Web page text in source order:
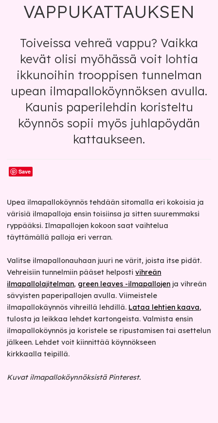
VAPPUKATTAUKSEN
Toiveissa vehreä vappu? Vaikka
kevät olisi myöhässä voit lohtia
ikkunoihin trooppisen tunnelman
upean ilmapalloköynnöksen avulla.
Kaunis paperilehdin koristeltu
köynnös sopii myös juhlapöydän
kattaukseen.
Save
Upea ilmapalloköynnös tehdään sitomalla eri kokoisia ja
värisiä ilmapalloja ensin toisiinsa ja sitten suuremmaksi
ryppääksi. Ilmapallojen kokoon saat vaihtelua
täyttämällä palloja eri verran.
Valitse ilmapallonauhaan juuri ne värit, joista itse pidät.
Vehreisiin tunnelmiin pääset helpostivihreän
ilmapallolajitelman, green leaves -ilmapallojen ja vihreän
sävyisten paperipallojen avulla. Viimeistele
ilmapallokäynnös vihreillä lehdillä. Lataa lehtien kaava,
tulosta ja leikkaa lehdet kartongeista. Valmista ensin
ilmapalloköynnös ja koristele se ripustamisen tai asettelun
jälkeen. Lehdet voit kiinnittää köynnökseen
kirkkaalla teipillä.
Kuvat ilmapalloköynnöksistä Pinterest.